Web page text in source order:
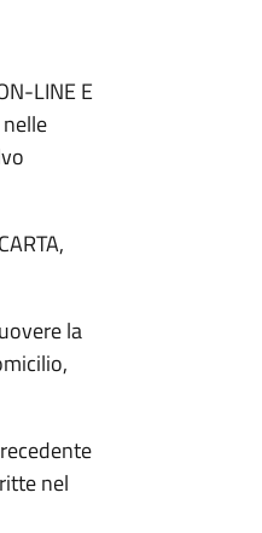
LINE E
nelle
la
nel